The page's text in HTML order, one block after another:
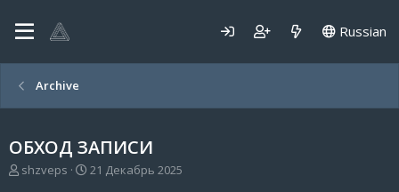
Russian
Archive
ОБХОД ЗАПИСИ
А
shzveps
Д
21 Декабрь 2025